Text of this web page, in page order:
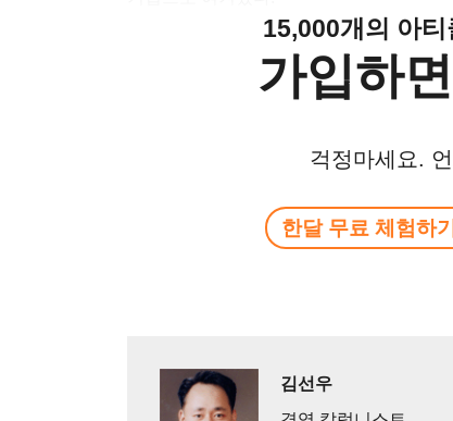
15,000개의 아
가입하
걱정마세요.
한달 무료 체험하기
김선우